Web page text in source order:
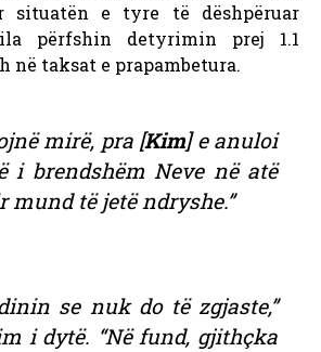
situatën e tyre të dëshpëruar
përfshin detyrimin prej 1.1
në taksat e prapambetura.
mirë, pra [Kim] e anuloi
i brendshëmNevenë atë
mund të jetë ndryshe.”
se nuk do të zgjaste,”
i dytë. “Në fund, gjithçka